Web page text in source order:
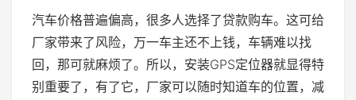
汽车价格普遍偏高，很多人选择了贷款购车。这可给
厂家带来了风险，万一车主还不上钱，车辆难以找
回，那可就麻烦了。所以，安装GPS定位器就显得特
别重要了，有了它，厂家可以随时知道车的位置，减